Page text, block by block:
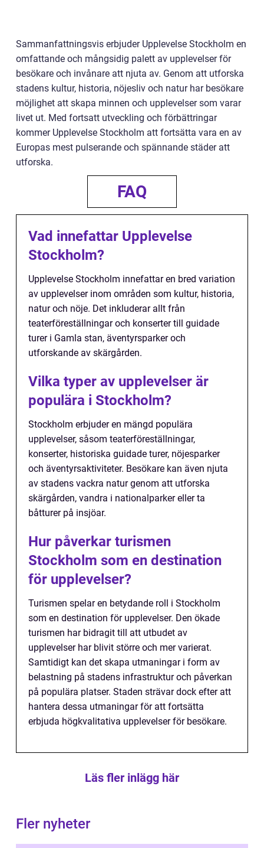
Sammanfattningsvis erbjuder Upplevelse Stockholm en
omfattande och mångsidig palett av upplevelser för
besökare och invånare att njuta av. Genom att utforska
stadens kultur, historia, nöjesliv och natur har besökare
möjlighet att skapa minnen och upplevelser som varar
livet ut. Med fortsatt utveckling och förbättringar
kommer Upplevelse Stockholm att fortsätta vara en av
Europas mest pulserande och spännande städer att
utforska.
FAQ
Vad innefattar Upplevelse
Stockholm?
Upplevelse Stockholm innefattar en bred variation
av upplevelser inom områden som kultur, historia,
natur och nöje. Det inkluderar allt från
teaterföreställningar och konserter till guidade
turer i Gamla stan, äventyrsparker och
utforskande av skärgården.
Vilka typer av upplevelser är
populära i Stockholm?
Stockholm erbjuder en mängd populära
upplevelser, såsom teaterföreställningar,
konserter, historiska guidade turer, nöjesparker
och äventyrsaktiviteter. Besökare kan även njuta
av stadens vackra natur genom att utforska
skärgården, vandra i nationalparker eller ta
båtturer på insjöar.
Hur påverkar turismen
Stockholm som en destination
för upplevelser?
Turismen spelar en betydande roll i Stockholm
som en destination för upplevelser. Den ökade
turismen har bidragit till att utbudet av
upplevelser har blivit större och mer varierat.
Samtidigt kan det skapa utmaningar i form av
belastning på stadens infrastruktur och påverkan
på populära platser. Staden strävar dock efter att
hantera dessa utmaningar för att fortsätta
erbjuda högkvalitativa upplevelser för besökare.
Läs fler inlägg här
Fler nyheter